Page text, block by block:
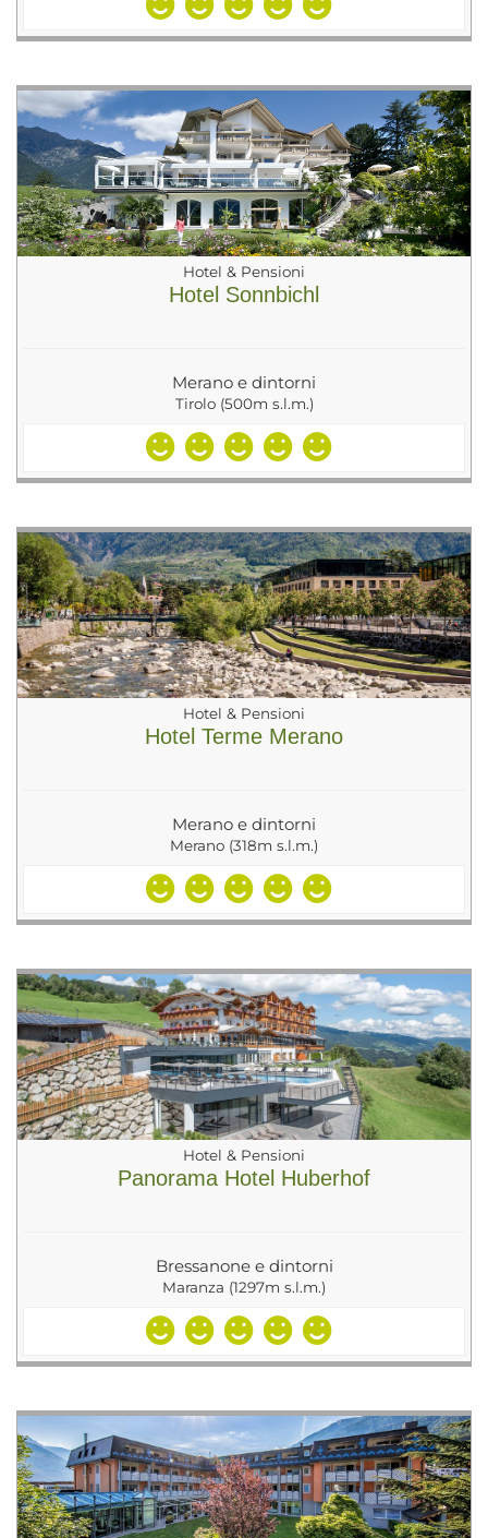
Hotel & Pensioni
Hotel Sonnbichl
Merano e dintorni
Tirolo (500m s.l.m.)
Hotel & Pensioni
Hotel Terme Merano
Merano e dintorni
Merano (318m s.l.m.)
Hotel & Pensioni
Panorama Hotel Huberhof
Bressanone e dintorni
Maranza (1297m s.l.m.)